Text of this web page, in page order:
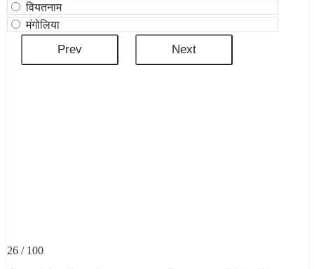
वियतनाम
मंगोलिया
26 / 100